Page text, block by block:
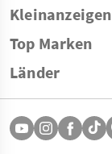
Kleinanzeigen
Top Marken
Länder